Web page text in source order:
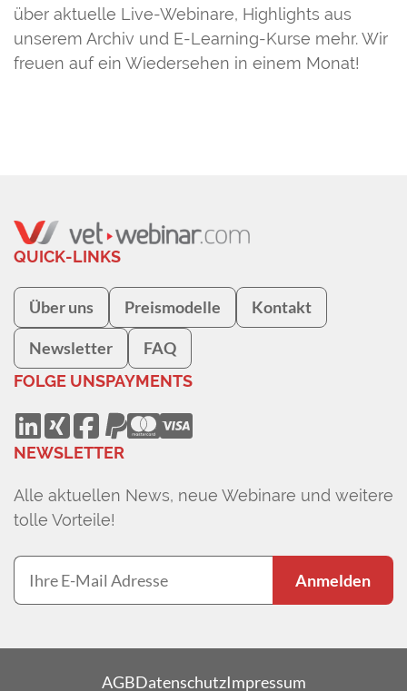
über aktuelle Live-Webinare, Highlights aus
unserem Archiv und E-Learning-Kurse mehr. Wir
freuen auf ein Wiedersehen in einem Monat!
QUICK-LINKS
Über uns Preismodelle Kontakt
Newsletter FAQ
FOLGE UNSPAYMENTS
NEWSLETTER
Alle aktuellen News, neue Webinare und weitere
tolle Vorteile!
Anmelden
AGBDatenschutzImpressum